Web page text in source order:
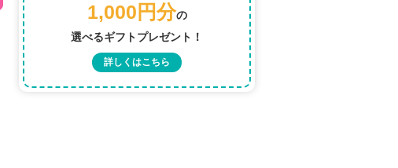
1,000円分の
選べるギフトプレゼント！
詳しくはこちら